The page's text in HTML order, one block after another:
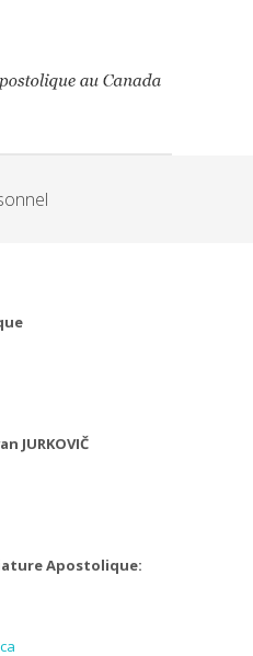
JURKOVIČ
Apostolique: